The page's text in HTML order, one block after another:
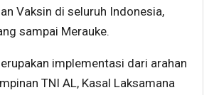
Vaksin di seluruh Indonesia,
sampai Merauke.
implementasi dari arahan
TNI AL, Kasal Laksamana